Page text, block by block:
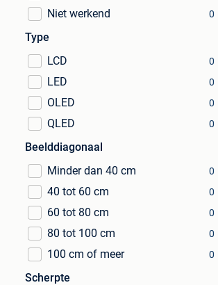
Niet werkend 0
Type
LCD
0
LED 0
OLED 0
QLED 0
Beelddiagonaal
Minder dan 40 cm
0
40 tot 60 cm 0
60 tot 80 cm 0
80 tot 100 cm 0
100 cm of meer 0
Scherpte